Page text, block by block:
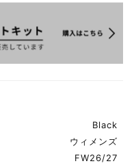
Black
ウィメンズ
FW26/27